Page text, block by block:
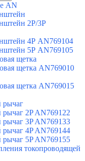
AN
2Р/3Р
4Р AN769104
5Р AN769105
щетка
щетка AN769010
щетка AN769015
рычаг
2P AN769122
3P AN769133
4P AN769144
5P AN769155
токопроводящей